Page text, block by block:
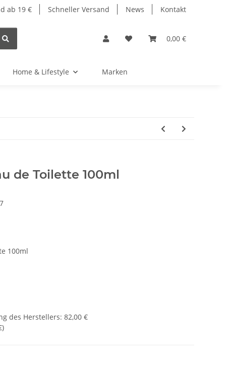
ab 19 € Schneller Versand News Kontakt
0,00 €
Home & Lifestyle Marken
de Toilette 100ml
100ml
des Herstellers: 82,00 €
)